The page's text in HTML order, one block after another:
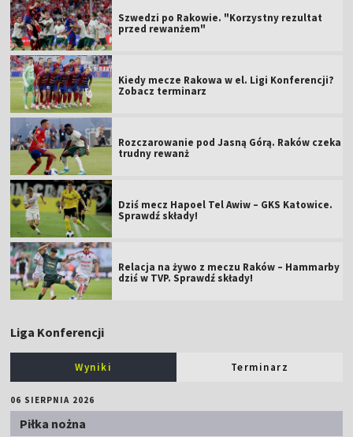
Szwedzi po Rakowie. "Korzystny rezultat
przed rewanżem"
Kiedy mecze Rakowa w el. Ligi Konferencji?
Zobacz terminarz
Rozczarowanie pod Jasną Górą. Raków czeka
trudny rewanż
Dziś mecz Hapoel Tel Awiw – GKS Katowice.
Sprawdź składy!
Relacja na żywo z meczu Raków – Hammarby
dziś w TVP. Sprawdź składy!
Liga Konferencji
Wyniki Terminarz
06 SIERPNIA 2026
Piłka nożna